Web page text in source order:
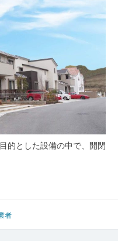
的とした設備の中で、開閉
者